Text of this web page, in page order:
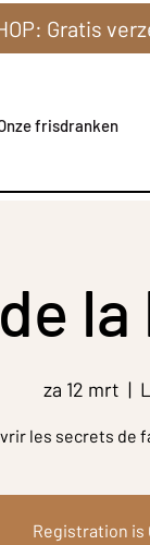
frisdranken
za 12 mrt
  |
les secrets de
Registration is